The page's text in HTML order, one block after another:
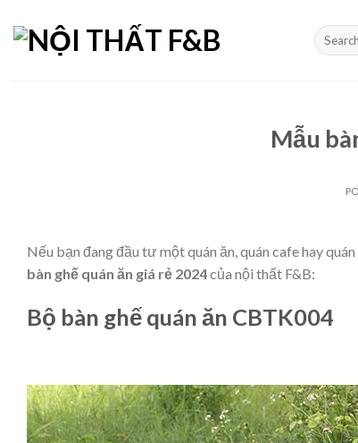
content
Search
for:
Mẫu
Nếu bạn đang đầu tư một quán ăn, quán cafe hay
bàn ghế quán ăn giá rẻ 2024của nội thất F&B:
Bộ bàn ghế quán ăn CBTK004